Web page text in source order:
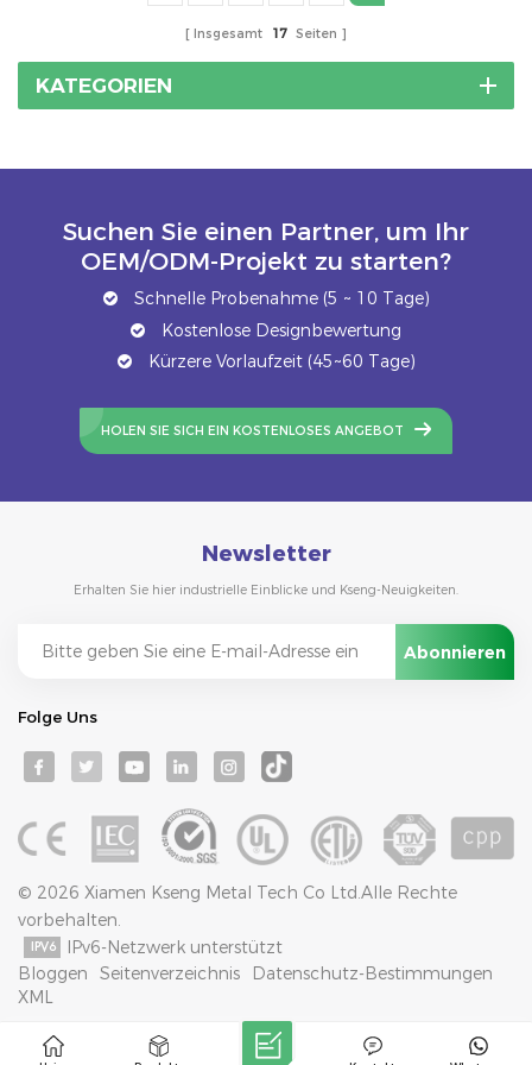
Insgesamt 17 Seiten
KATEGORIEN
Suchen Sie einen Partner, um Ihr
OEM/ODM-Projekt zu starten?
Schnelle Probenahme (5 ~ 10 Tage)
Kostenlose Designbewertung
Kürzere Vorlaufzeit (45~60 Tage)
HOLEN SIE SICH EIN KOSTENLOSES ANGEBOT
Newsletter
Erhalten Sie hier industrielle Einblicke und Kseng-Neuigkeiten.
Folge Uns
© 2026 Xiamen Kseng Metal Tech Co Ltd.Alle Rechte
vorbehalten.
IPv6-Netzwerk unterstützt
Bloggen
Seitenverzeichnis
Datenschutz-Bestimmungen
XML